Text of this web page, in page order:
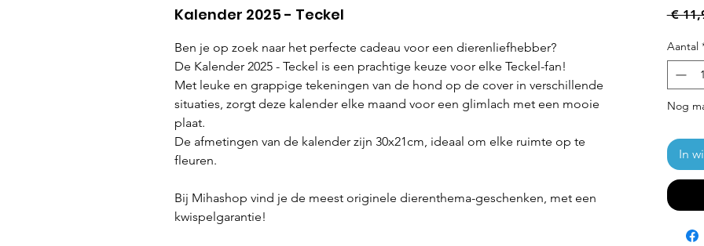
Kalender 2025 - Teckel
Ben je op zoek naar het perfecte cadeau voor een dierenliefhebber?
De Kalender 2025 - Teckel is een prachtige keuze voor elke Teckel-fan!
Met leuke en grappige tekeningen van de hond op de cover in verschillende
situaties, zorgt deze kalender elke maand voor een glimlach met een mooie
plaat.
De afmetingen van de kalender zijn 30x21cm, ideaal om elke ruimte op te
fleuren.
Bij Mihashop vind je de meest originele dierenthema-geschenken, met een
kwispelgarantie!
€
Aantal
Nog
In